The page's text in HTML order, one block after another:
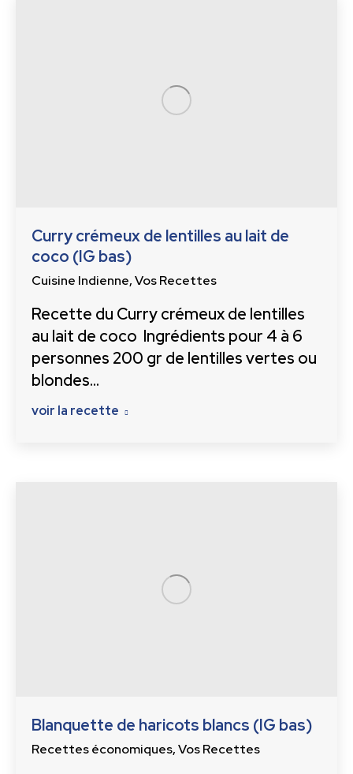
Curry crémeux de lentilles au lait de
coco (IG bas)
Cuisine Indienne,Vos Recettes
Recette du Curry crémeux de lentilles
au lait de coco Ingrédients pour 4 à 6
personnes 200 gr de lentilles vertes ou
blondes…
voir la recette
Blanquette de haricots blancs (IG bas)
Recettes économiques,Vos Recettes